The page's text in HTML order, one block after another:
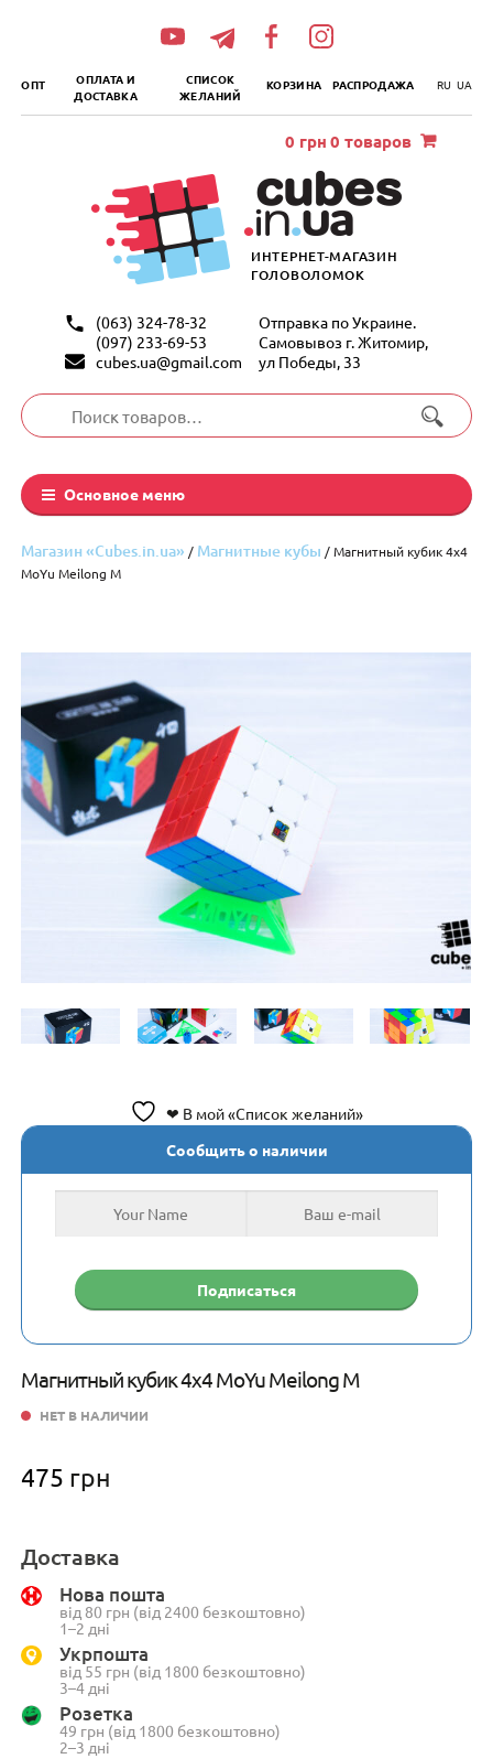
ОПТ
ОПЛАТА И
ДОСТАВКА
СПИСОК
ЖЕЛАНИЙ
КОРЗИНА РАСПРОДАЖА RU UA
ИНТЕРНЕТ-МАГАЗИН
ГОЛОВОЛОМОК
(063) 324-78-32
(097) 233-69-53
cubes.ua@gmail.com
Отправка по Украине.
Самовывоз г. Житомир,
ул Победы, 33
Искать:
Основное меню
0 грн 0 товаров
Магазин «Cubes.in.ua» / Магнитные кубы / Магнитный кубик 4х4
MoYu Meilong M
❤ В мой «Список желаний»
Магнитный кубик 4х4 MoYu Meilong M
475 грн
НЕТ В НАЛИЧИИ
Сообщить о наличии
Доставка
Нова пошта
від 80 грн (від 2400 безкоштовно)
1–2 дні
Укрпошта
від 55 грн (від 1800 безкоштовно)
3–4 дні
Розетка
49 грн (від 1800 безкоштовно)
2–3 дні